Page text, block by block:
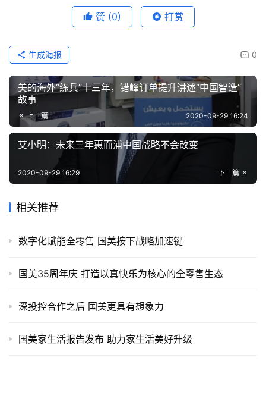
赞 (0) 打赏
0
生成海报
美的海外“练兵”十三年，错峰订单提升讲述“中国智造”
故事
上一篇 2020-09-29 16:24
艾小明：未来三年惠而浦中国战略不会改变
下一篇
2020-09-29 16:29
相关推荐
数字化赋能全零售 国美按下战略加速键
国美35周年庆 打造以真快乐为核心的全零售生态
深投控合作之后 国美更具有想象力
国美家生活报告发布 助力家生活美好升级